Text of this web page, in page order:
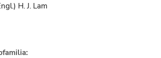
H. J. Lam